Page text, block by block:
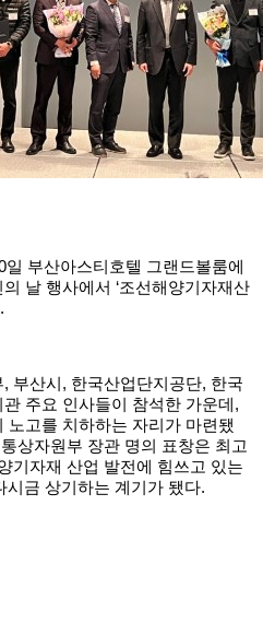
부산아스티호텔 그랜드볼룸에
날 행사에서 ‘조선해양기자재산
부산시, 한국산업단지공단, 한국
주요 인사들이 참석한 가운데,
노고를 치하하는 자리가 마련됐
상자원부 장관 명의 표창은 최고
기자재 산업 발전에 힘쓰고 있는
금 상기하는 계기가 됐다.